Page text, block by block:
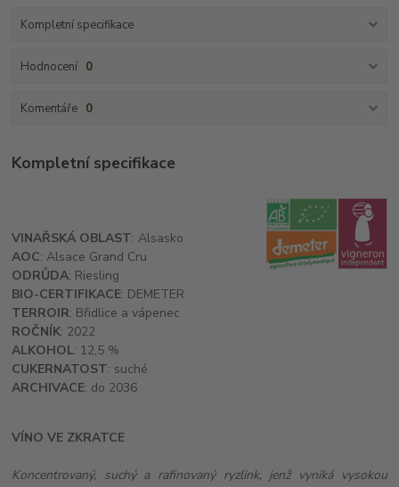
Kompletní specifikace
Hodnocení 0
Komentáře 0
Kompletní specifikace
VINAŘSKÁ OBLAST: Alsasko
AOC: Alsace Grand Cru
ODRŮDA: Riesling
BIO-CERTIFIKACE: DEMETER
TERROIR: Břidlice a vápenec
ROČNÍK: 2022
ALKOHOL: 12,5 %
CUKERNATOST: suché
ARCHIVACE: do 2036
VÍNO VE ZKRATCE
Koncentrovaný, suchý a rafinovaný ryzlink, jenž vyniká vysokou